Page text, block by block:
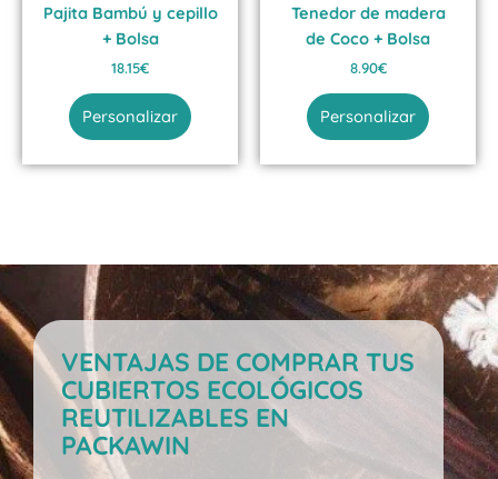
Pajita Bambú y cepillo
+ Bolsa
18.15€
Personalizar
Tenedor de madera
de Coco + Bolsa
8.90€
Personalizar
VENTAJAS DE COMPRAR TUS
CUBIERTOS ECOLÓGICOS
REUTILIZABLES EN
PACKAWIN